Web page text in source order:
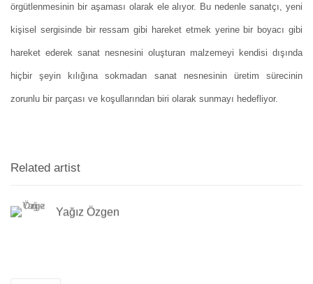
örgütlenmesinin bir aşaması olarak ele alıyor. Bu nedenle sanatçı, yeni
kişisel sergisinde bir ressam gibi hareket etmek yerine bir boyacı gibi
hareket ederek sanat nesnesini oluşturan malzemeyi kendisi dışında
hiçbir şeyin kılığına sokmadan sanat nesnesinin üretim sürecinin
zorunlu bir parçası ve koşullarından biri olarak sunmayı hedefliyor.
Related artist
Yağız Özgen